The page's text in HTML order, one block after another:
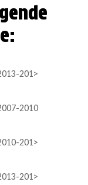
201>
2010
201>
201>